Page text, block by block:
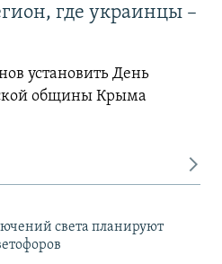
где украинцы –
установить День
общины Крыма
света планируют